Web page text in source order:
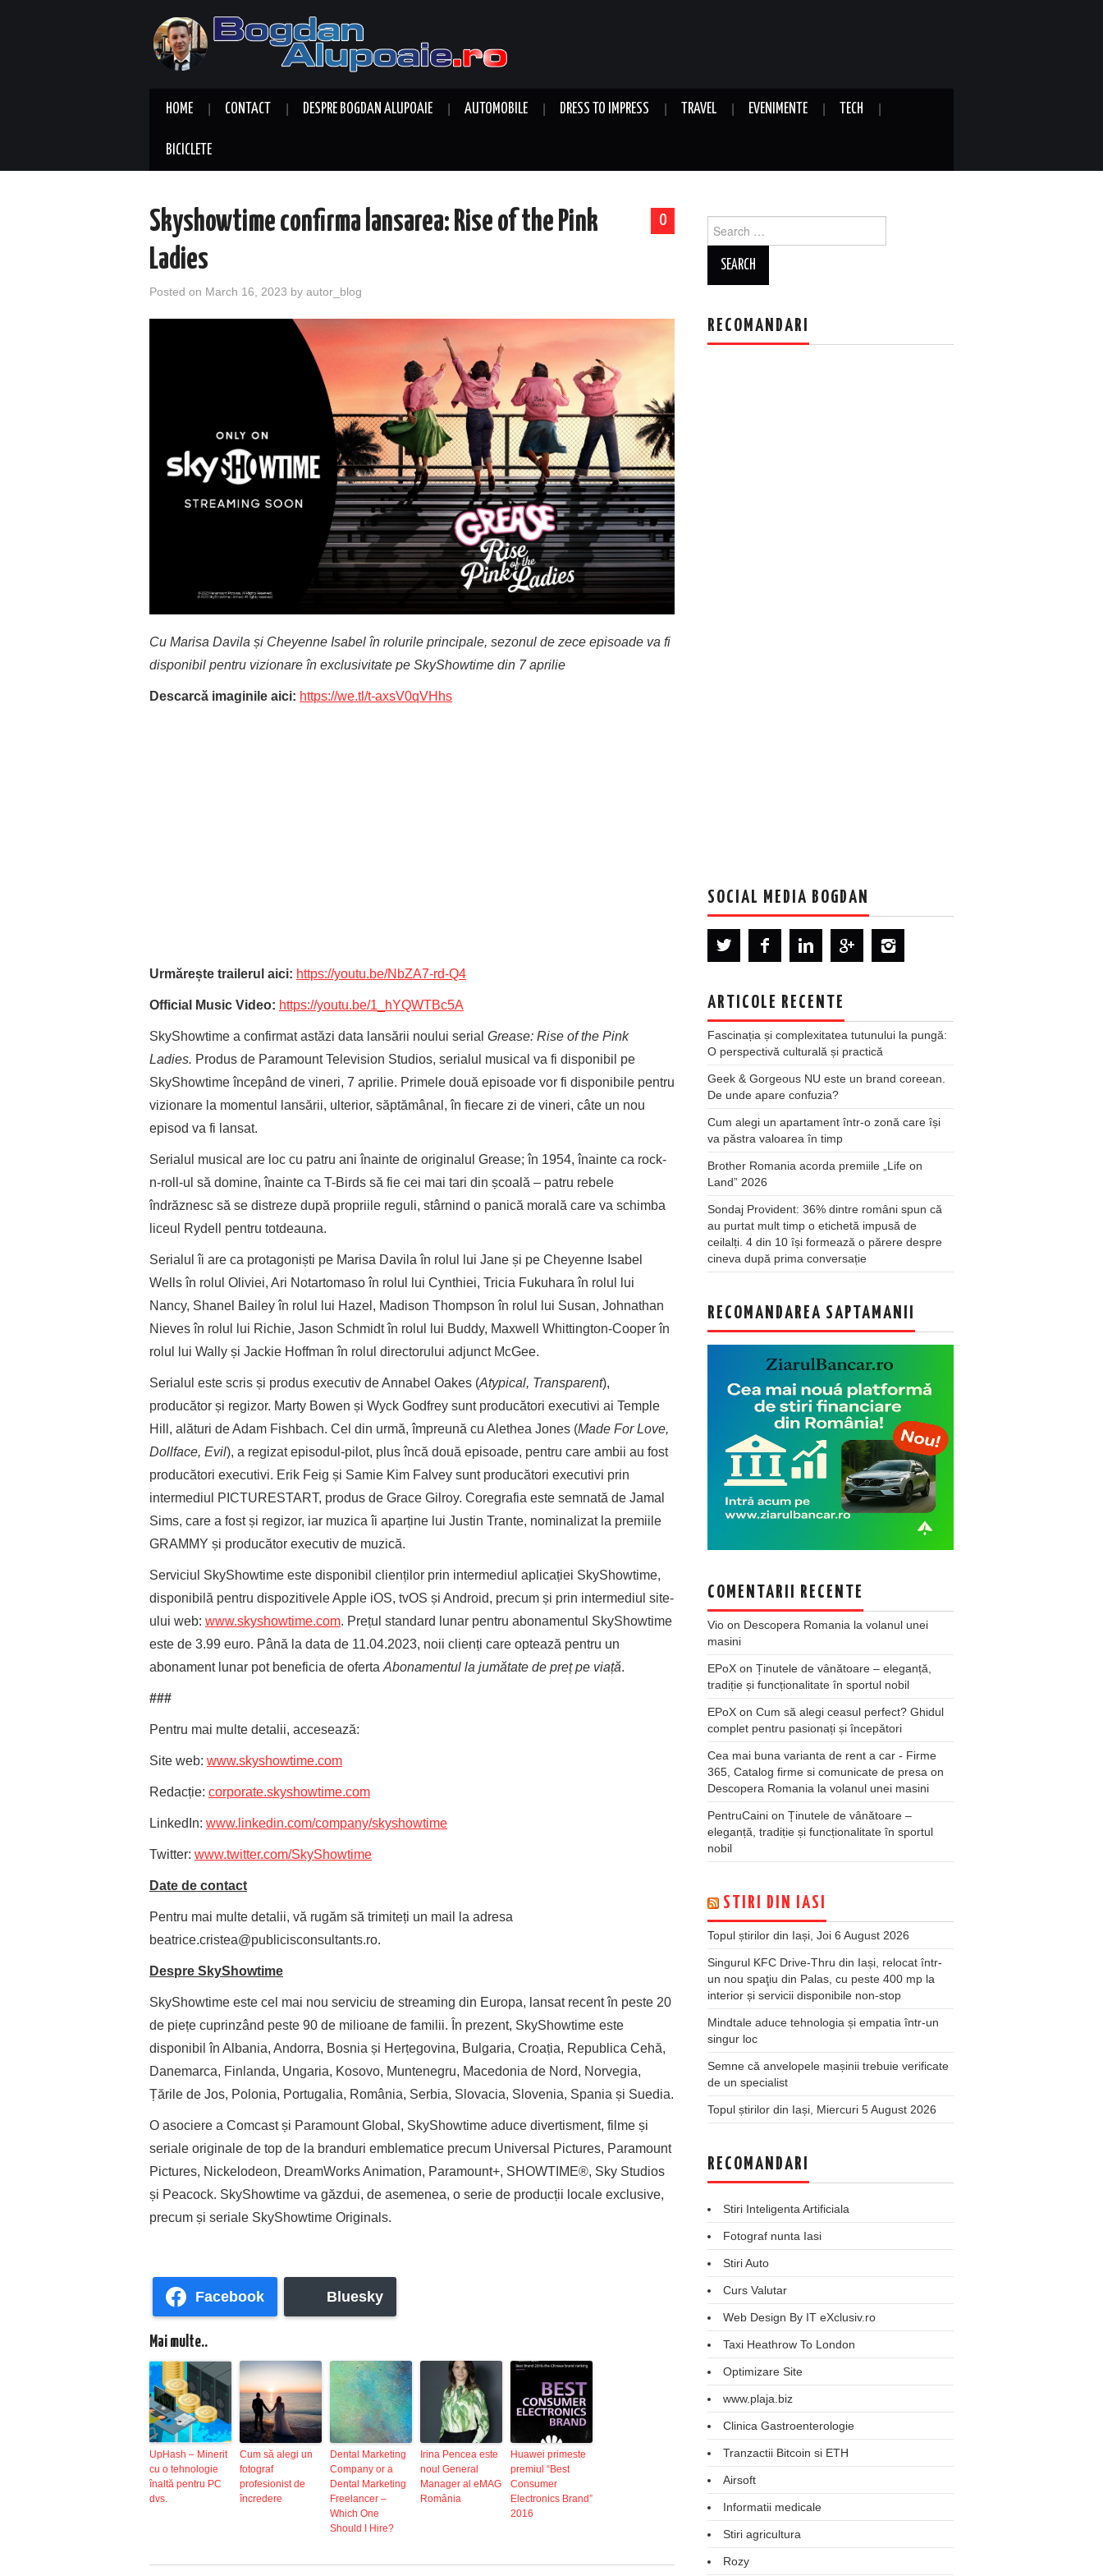
HOME CONTACT DESPRE BOGDAN ALUPOAIE AUTOMOBILE DRESS TO IMPRESS TRAVEL EVENIMENTE TECH
BICICLETE
0
Skyshowtime confirma lansarea: Rise of the Pink
Ladies
Posted on March 16, 2023 by autor_blog
Cu Marisa Davila și Cheyenne Isabel în rolurile principale, sezonul de zece episoade va fi
disponibil pentru vizionare în exclusivitate pe SkyShowtime din 7 aprilie
Descarcă imaginile aici: https://we.tl/t-axsV0qVHhs
Urmărește trailerul aici: https://youtu.be/NbZA7-rd-Q4
Official Music Video: https://youtu.be/1_hYQWTBc5A
SkyShowtime a confirmat astăzi data lansării noului serial Grease: Rise of the Pink
Ladies. Produs de Paramount Television Studios, serialul musical va fi disponibil pe
SkyShowtime începând de vineri, 7 aprilie. Primele două episoade vor fi disponibile pentru
vizionare la momentul lansării, ulterior, săptămânal, în fiecare zi de vineri, câte un nou
episod va fi lansat.
Serialul musical are loc cu patru ani înainte de originalul Grease; în 1954, înainte ca rock-
n-roll-ul să domine, înainte ca T-Birds să fie cei mai tari din școală – patru rebele
îndrăznesc să se distreze după propriile reguli, stârnind o panică morală care va schimba
liceul Rydell pentru totdeauna.
Serialul îi are ca protagoniști pe Marisa Davila în rolul lui Jane și pe Cheyenne Isabel
Wells în rolul Oliviei, Ari Notartomaso în rolul lui Cynthiei, Tricia Fukuhara în rolul lui
Nancy, Shanel Bailey în rolul lui Hazel, Madison Thompson în rolul lui Susan, Johnathan
Nieves în rolul lui Richie, Jason Schmidt în rolul lui Buddy, Maxwell Whittington-Cooper în
rolul lui Wally și Jackie Hoffman în rolul directorului adjunct McGee.
Serialul este scris și produs executiv de Annabel Oakes (Atypical, Transparent),
producător și regizor. Marty Bowen și Wyck Godfrey sunt producători executivi ai Temple
Hill, alături de Adam Fishbach. Cel din urmă, împreună cu Alethea Jones (Made For Love,
Dollface, Evil), a regizat episodul-pilot, plus încă două episoade, pentru care ambii au fost
producători executivi. Erik Feig și Samie Kim Falvey sunt producători executivi prin
intermediul PICTURESTART, produs de Grace Gilroy. Coregrafia este semnată de Jamal
Sims, care a fost și regizor, iar muzica îi aparține lui Justin Trante, nominalizat la premiile
GRAMMY și producător executiv de muzică.
Serviciul SkyShowtime este disponibil clienților prin intermediul aplicației SkyShowtime,
disponibilă pentru dispozitivele Apple iOS, tvOS și Android, precum și prin intermediul site-
ului web: www.skyshowtime.com. Prețul standard lunar pentru abonamentul SkyShowtime
este de 3.99 euro. Până la data de 11.04.2023, noii clienți care optează pentru un
abonament lunar pot beneficia de oferta Abonamentul la jumătate de preț pe viață.
###
Pentru mai multe detalii, accesează:
Site web: www.skyshowtime.com
Redacție: corporate.skyshowtime.com
LinkedIn: www.linkedin.com/company/skyshowtime
Twitter: www.twitter.com/SkyShowtime
Date de contact
Pentru mai multe detalii, vă rugăm să trimiteți un mail la adresa
beatrice.cristea@publicisconsultants.ro.
Despre SkyShowtime
SkyShowtime este cel mai nou serviciu de streaming din Europa, lansat recent în peste 20
de piețe cuprinzând peste 90 de milioane de familii. În prezent, SkyShowtime este
disponibil în Albania, Andorra, Bosnia și Herțegovina, Bulgaria, Croația, Republica Cehă,
Danemarca, Finlanda, Ungaria, Kosovo, Muntenegru, Macedonia de Nord, Norvegia,
Țările de Jos, Polonia, Portugalia, România, Serbia, Slovacia, Slovenia, Spania și Suedia.
O asociere a Comcast și Paramount Global, SkyShowtime aduce divertisment, filme și
seriale originale de top de la branduri emblematice precum Universal Pictures, Paramount
Pictures, Nickelodeon, DreamWorks Animation, Paramount+, SHOWTIME®, Sky Studios
și Peacock. SkyShowtime va găzdui, de asemenea, o serie de producții locale exclusive,
precum și seriale SkyShowtime Originals.
Facebook Bluesky
Mai multe..
UpHash – Minerit
cu o tehnologie
înaltă pentru PC
dvs.
Cum să alegi un
fotograf
profesionist de
încredere
Dental Marketing
Company or a
Dental Marketing
Freelancer –
Which One
Should I Hire?
Irina Pencea este
noul General
Manager al eMAG
România
Huawei primeste
premiul “Best
Consumer
Electronics Brand”
2016
for:
RECOMANDARI
SOCIAL MEDIA BOGDAN
ARTICOLE RECENTE
Fascinația și complexitatea tutunului la pungă:
O perspectivă culturală și practică
Geek & Gorgeous NU este un brand coreean.
De unde apare confuzia?
Cum alegi un apartament într-o zonă care își
va păstra valoarea în timp
Brother Romania acorda premiile „Life on
Land” 2026
Sondaj Provident: 36% dintre români spun că
au purtat mult timp o etichetă impusă de
ceilalți. 4 din 10 își formează o părere despre
cineva după prima conversație
RECOMANDAREA SAPTAMANII
COMENTARII RECENTE
Vio on Descopera Romania la volanul unei
masini
EPoX on Ținutele de vânătoare – eleganță,
tradiție și funcționalitate în sportul nobil
EPoX on Cum să alegi ceasul perfect? Ghidul
complet pentru pasionați și începători
Cea mai buna varianta de rent a car - Firme
365, Catalog firme si comunicate de presa on
Descopera Romania la volanul unei masini
PentruCaini on Ținutele de vânătoare –
eleganță, tradiție și funcționalitate în sportul
nobil
STIRI DIN IASI
Topul știrilor din Iași, Joi 6 August 2026
Singurul KFC Drive-Thru din Iași, relocat într-
un nou spaţiu din Palas, cu peste 400 mp la
interior și servicii disponibile non-stop
Mindtale aduce tehnologia și empatia într-un
singur loc
Semne că anvelopele mașinii trebuie verificate
de un specialist
Topul știrilor din Iași, Miercuri 5 August 2026
RECOMANDARI
Stiri Inteligenta Artificiala
Fotograf nunta Iasi
Stiri Auto
Curs Valutar
Web Design By IT eXclusiv.ro
Taxi Heathrow To London
Optimizare Site
www.plaja.biz
Clinica Gastroenterologie
Tranzactii Bitcoin si ETH
Airsoft
Informatii medicale
Stiri agricultura
Rozy